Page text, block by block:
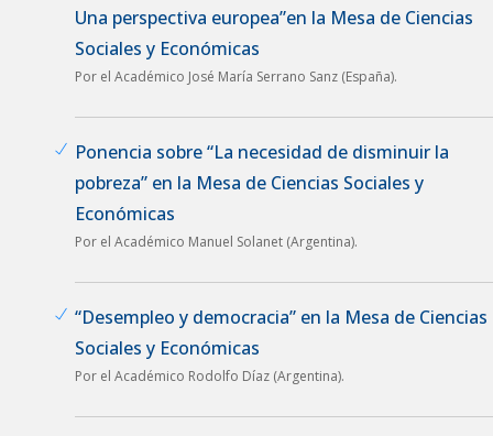
Una perspectiva europea”en la Mesa de Ciencias
Sociales y Económicas
Por el Académico José María Serrano Sanz (España).
Ponencia sobre “La necesidad de disminuir la
pobreza” en la Mesa de Ciencias Sociales y
Económicas
Por el Académico Manuel Solanet (Argentina).
“Desempleo y democracia” en la Mesa de Ciencias
Sociales y Económicas
Por el Académico Rodolfo Díaz (Argentina).